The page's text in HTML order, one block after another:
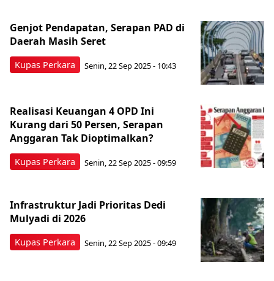
Kupas Perkara
Genjot Pendapatan, Serapan PAD di
Daerah Masih Seret
Senin, 22 Sep 2025 - 10:43
Kupas Perkara
Realisasi Keuangan 4 OPD Ini
Kurang dari 50 Persen, Serapan
Anggaran Tak Dioptimalkan?
Senin, 22 Sep 2025 - 09:59
Kupas Perkara
Infrastruktur Jadi Prioritas Dedi
Mulyadi di 2026
Senin, 22 Sep 2025 - 09:49